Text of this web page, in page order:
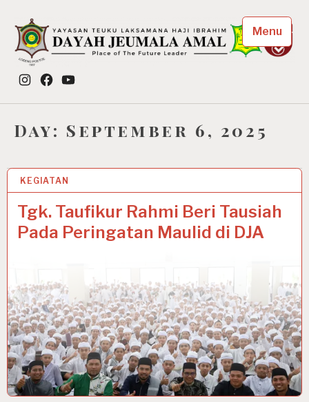
content
Dayah Jeumala Amal
Place of The Future Leader
Instagram
FacebookYouTube
Menu
Day: September 6, 2025
KEGIATAN
Tgk. Taufikur Rahmi Beri Tausiah
Pada Peringatan Maulid di DJA
6 SEP 2025